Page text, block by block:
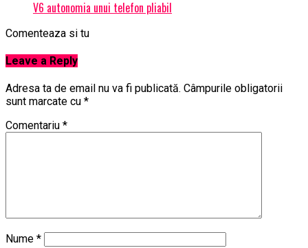
V6 autonomia unui telefon pliabil
Comenteaza si tu
Leave a Reply
Adresa ta de email nu va fi publicată. Câmpurile obligatorii
sunt marcate cu *
Comentariu *
Nume *